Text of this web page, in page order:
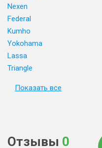
Nexen
Federal
Kumho
Yokohama
Lassa
Triangle
Показать все
Отзывы 0